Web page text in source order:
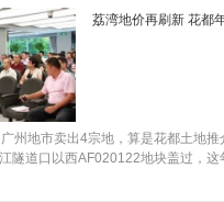
造者，2017年，华南保利提出了让
在被创造着。 近百万方新区大城，
高新区而来，呈现惊艳世界的集大
色小镇成就大旺最大品质大城，树立
系统，通过适老适幼设计、强化收纳
居住需求。项目自带超约6000方幼
旺中学，形成一站式义务教育；超
目毗邻北江商业带、休闲滨江带，
造的广州西特色小镇大作，保利爱乐
1.6万元/平米。”美的翰湖苑营销经理
善，房价预期已经超过丹灶城区在售
继续上涨。很多广州外溢客看好佛山
于6月底开通，轨道交通辐射效应凸
：王孜硕 制图：何颖欣） 竞拍过
杀出 此次竞拍前，网友们纷纷猜测
为，“中昂拿不拿下都没关系，最重
知，开拍前共产生12轮报价，溢价超
，2分钟内产生7次报价，20分钟楼
日起120日内负责拆除，并承担由此
方有10千伏高压电线，尚未有迁移
业区东部分区规划为工业用地，土地
块规划：90平米以下住宅不低于
本项目总计容建筑面积≥57117.3平
办公)计入容积率面积≥8000平米且
，地下≥-20米。地块东、北、西南侧
米、东侧用地≥800米、西南侧用
外，该地块西侧河涌规划宽度为12
剑指亚艺板块“富人区” 据了解，该
亚艺板块，总用地面积为30627.11
容积率≤3.5，总建筑面积为88661.64
米的商业部分。其中，商业部分不得
生，外围被约3米高的围墙所包围，
湖小学相隔一条绿景路，东侧紧邻南
桂城板块，如今已是佛山中心城区
房地产项目最集中、发展最成熟的居
金地、中海都在此驻扎；板块周边名
荔湾地价再刷新 花都
州地市卖出4宗地，算是花都土地推
隧道口以西AF020122地块盖过，这
并不经常操作商业项目，并称不拿地